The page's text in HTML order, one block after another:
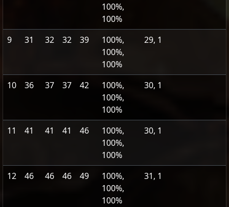
100%,
100%
9 31 32 32 39
100%,
100%,
100%
29, 1
10 36 37 37 42
100%,
100%,
100%
30, 1
11 41 41 41 46
100%,
100%,
100%
30, 1
12 46 46 46 49
100%,
100%,
100%
31, 1